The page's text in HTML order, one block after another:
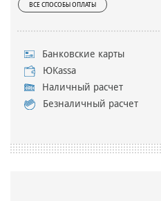
ВСЕ СПОСОБЫ ОПЛАТЫ
Банковские карты
ЮKassa
Наличный расчет
Безналичный расчет